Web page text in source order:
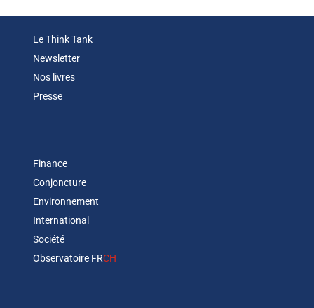
Le Think Tank
Newsletter
Nos livres
Presse
Finance
Conjoncture
Environnement
International
Société
Observatoire FRCH